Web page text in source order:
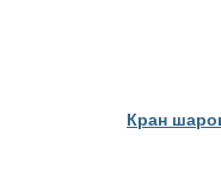
Кран